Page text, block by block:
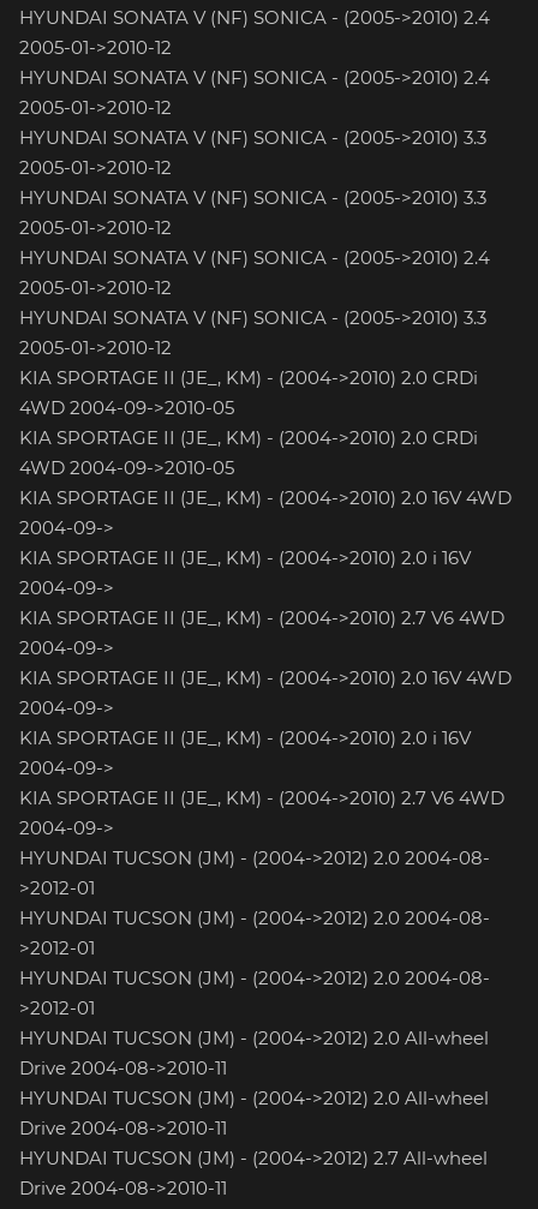
HYUNDAI SONATA V (NF) SONICA - (2005->2010) 2.4
2005-01->2010-12
HYUNDAI SONATA V (NF) SONICA - (2005->2010) 2.4
2005-01->2010-12
HYUNDAI SONATA V (NF) SONICA - (2005->2010) 3.3
2005-01->2010-12
HYUNDAI SONATA V (NF) SONICA - (2005->2010) 3.3
2005-01->2010-12
HYUNDAI SONATA V (NF) SONICA - (2005->2010) 2.4
2005-01->2010-12
HYUNDAI SONATA V (NF) SONICA - (2005->2010) 3.3
2005-01->2010-12
KIA SPORTAGE II (JE_, KM) - (2004->2010) 2.0 CRDi
4WD 2004-09->2010-05
KIA SPORTAGE II (JE_, KM) - (2004->2010) 2.0 CRDi
4WD 2004-09->2010-05
KIA SPORTAGE II (JE_, KM) - (2004->2010) 2.0 16V 4WD
2004-09->
KIA SPORTAGE II (JE_, KM) - (2004->2010) 2.0 i 16V
2004-09->
KIA SPORTAGE II (JE_, KM) - (2004->2010) 2.7 V6 4WD
2004-09->
KIA SPORTAGE II (JE_, KM) - (2004->2010) 2.0 16V 4WD
2004-09->
KIA SPORTAGE II (JE_, KM) - (2004->2010) 2.0 i 16V
2004-09->
KIA SPORTAGE II (JE_, KM) - (2004->2010) 2.7 V6 4WD
2004-09->
HYUNDAI TUCSON (JM) - (2004->2012) 2.0 2004-08-
>2012-01
HYUNDAI TUCSON (JM) - (2004->2012) 2.0 2004-08-
>2012-01
HYUNDAI TUCSON (JM) - (2004->2012) 2.0 2004-08-
>2012-01
HYUNDAI TUCSON (JM) - (2004->2012) 2.0 All-wheel
Drive 2004-08->2010-11
HYUNDAI TUCSON (JM) - (2004->2012) 2.0 All-wheel
Drive 2004-08->2010-11
HYUNDAI TUCSON (JM) - (2004->2012) 2.7 All-wheel
Drive 2004-08->2010-11